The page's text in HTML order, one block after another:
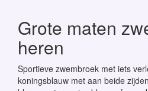
Grote maten
heren
Sportieve zwembroek met iets
koningsblauw met aan beide